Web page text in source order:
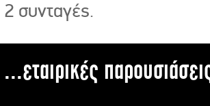
συνταγές.
...εταιρικές